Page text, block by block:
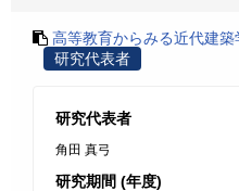
高等教育からみる近代建
研究代表者
研究代表者
角田 真弓
研究期間 (年度)